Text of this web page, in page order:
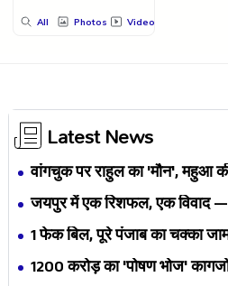
All Photos Videos
Latest News
वांगचुक पर राहुल का 'मौन', महुआ
एकता BJP का नैरेटिव बदलने से
जयपुर में एक रिशफल, एक विवाद
की जंग अब छुपेगी कैसे?
1 फेक बिल, पूरे पंजाब का चक्का
अपनी ही यूनियनों से घिर गए भगवंत
₹1200 करोड़ का 'पोषण भोज'